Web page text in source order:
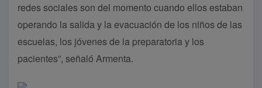
redes sociales son del momento cuando ellos estaban
operando la salida y la evacuación de los niños de las
escuelas, los jóvenes de la preparatoria y los
pacientes”, señaló Armenta.